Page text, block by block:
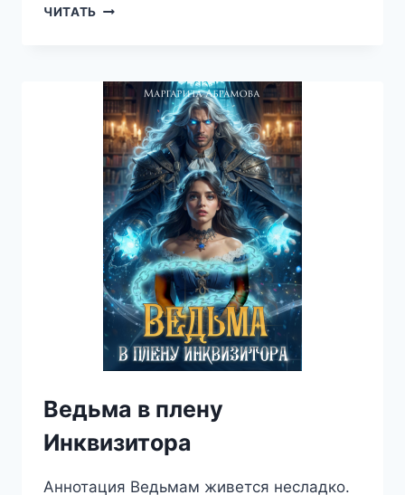
ЧИТАТЬ НЕВЕСТА
ДЛЯ
ДРАКОНА
Ведьма в плену
Инквизитора
Аннотация Ведьмам живется несладко.